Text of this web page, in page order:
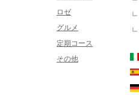
ロゼ
グルメ
定期コース
その他